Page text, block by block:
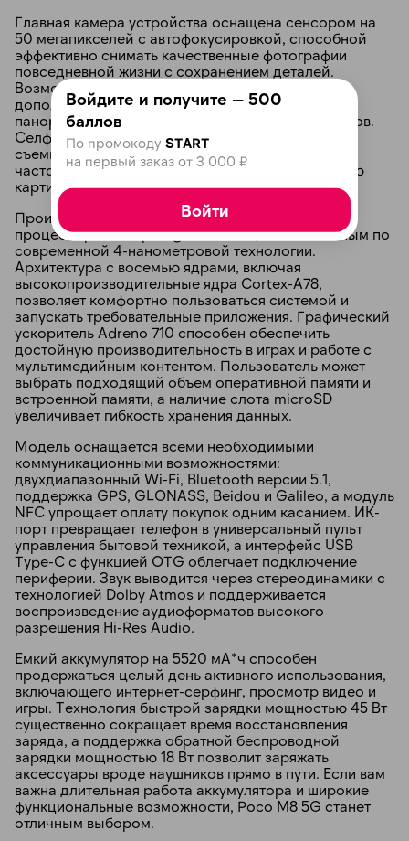
Главная камера устройства оснащена сенсором на
50 мегапикселей с автофокусировкой, способной
эффективно снимать качественные фотографии
повседневной жизни с сохранением деталей.
Возможность записи видео в разрешении 4K
дополняют дополнительные режимы HDR и
панорамирования, повышая креативность снимков.
Селфи-камера на 20 МП идеально подойдет для
съемки портретов и звонков, а съемка роликов с
частотой 60 кадров в секунду обеспечит гладкую
картинку.
Производительность модели обеспечивается
процессором Snapdragon 6 Gen 3, изготовленным по
современной 4-нанометровой технологии.
Архитектура с восемью ядрами, включая
высокопроизводительные ядра Cortex-A78,
позволяет комфортно пользоваться системой и
запускать требовательные приложения. Графический
ускоритель Adreno 710 способен обеспечить
достойную производительность в играх и работе с
мультимедийным контентом. Пользователь может
выбрать подходящий объем оперативной памяти и
встроенной памяти, а наличие слота microSD
увеличивает гибкость хранения данных.
Модель оснащается всеми необходимыми
коммуникационными возможностями:
двухдиапазонный Wi-Fi, Bluetooth версии 5.1,
поддержка GPS, GLONASS, Beidou и Galileo, а модуль
NFC упрощает оплату покупок одним касанием. ИК-
порт превращает телефон в универсальный пульт
управления бытовой техникой, а интерфейс USB
Type-C с функцией OTG облегчает подключение
периферии. Звук выводится через стереодинамики с
технологией Dolby Atmos и поддерживается
воспроизведение аудиоформатов высокого
разрешения Hi-Res Audio.
Емкий аккумулятор на 5520 мА*ч способен
продержаться целый день активного использования,
включающего интернет-серфинг, просмотр видео и
игры. Технология быстрой зарядки мощностью 45 Вт
существенно сокращает время восстановления
заряда, а поддержка обратной беспроводной
зарядки мощностью 18 Вт позволит заряжать
аксессуары вроде наушников прямо в пути. Если вам
важна длительная работа аккумулятора и широкие
функциональные возможности, Poco M8 5G станет
отличным выбором.
Войдите и получите — 500
баллов
По промокоду START
на первый заказ от 3 000 ₽
Войти